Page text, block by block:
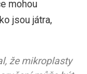
mohou
jsou játra,
že mikroplasty